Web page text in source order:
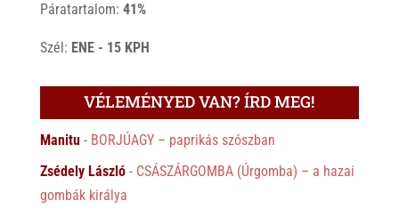
Páratartalom: 41%
Szél: ENE - 15 KPH
VÉLEMÉNYED VAN? ÍRD MEG!
Manitu- BORJÚAGY – paprikás szószban
Zsédely László- CSÁSZÁRGOMBA (Úrgomba) – a hazai
gombák királya